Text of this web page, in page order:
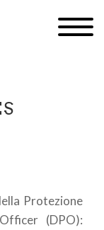
Protezione
(DPO):